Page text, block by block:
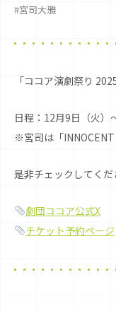
#宮司大雅
「ココア演劇祭り
日程：12月9日（火）
※宮司は「
是非チェックしてくだ
劇団ココア公式X
チケット予約ページ